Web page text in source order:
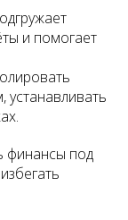
и помогает
устанавливать
финансы под